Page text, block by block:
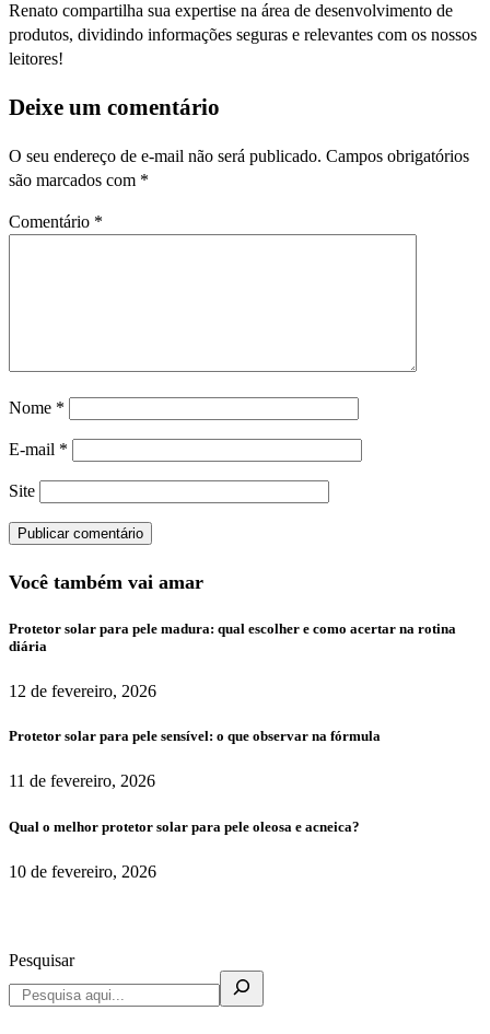
Renato compartilha sua expertise na área de desenvolvimento de
produtos, dividindo informações seguras e relevantes com os nossos
leitores!
Deixe um comentário
O seu endereço de e-mail não será publicado. Campos obrigatórios
são marcados com *
Comentário *
Nome *
E-mail *
Site
Você também vai amar
Protetor solar para pele madura: qual escolher e como acertar na rotina
diária
12 de fevereiro, 2026
Protetor solar para pele sensível: o que observar na fórmula
11 de fevereiro, 2026
Qual o melhor protetor solar para pele oleosa e acneica?
10 de fevereiro, 2026
Pesquisar